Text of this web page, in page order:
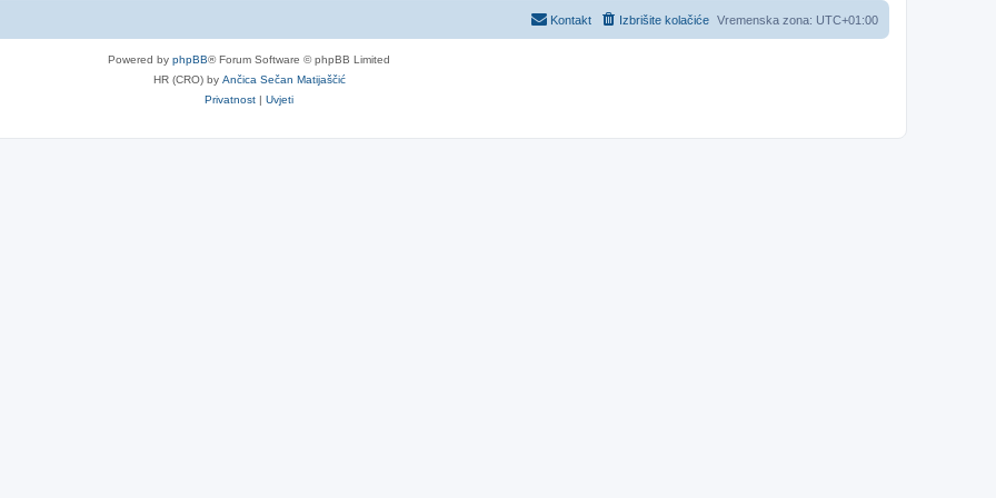
Vremenska zona: UTC+01:00
Izbrišite kolačiće
Kontakt
Powered by phpBB® Forum Software © phpBB Limited
HR (CRO) by Ančica Sečan Matijaščić
Privatnost | Uvjeti